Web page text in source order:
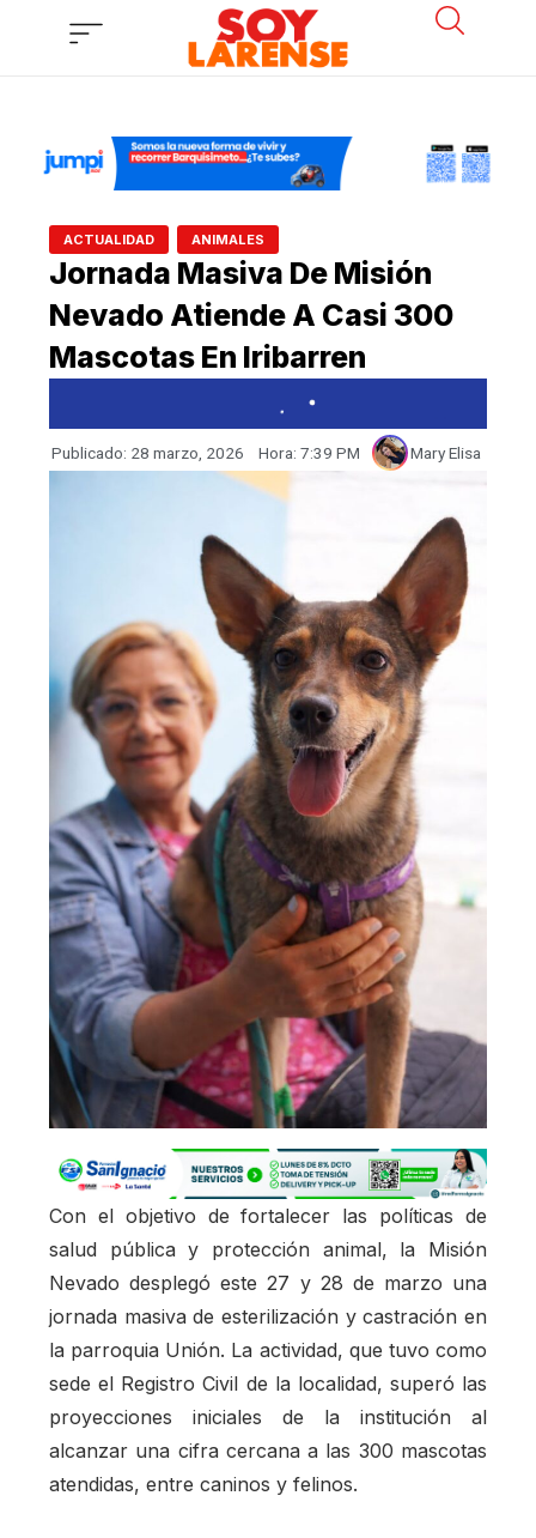
ACTUALIDAD ANIMALES
Jornada Masiva De Misión
Nevado Atiende A Casi 300
Mascotas En Iribarren
Publicado: 28 marzo, 2026 Hora: 7:39 PM Mary Elisa
Con el objetivo de fortalecer las políticas de
salud pública y protección animal, la Misión
Nevado desplegó este 27 y 28 de marzo una
jornada masiva de esterilización y castración en
la parroquia Unión. La actividad, que tuvo como
sede el Registro Civil de la localidad, superó las
proyecciones iniciales de la institución al
alcanzar una cifra cercana a las 300 mascotas
atendidas, entre caninos y felinos.